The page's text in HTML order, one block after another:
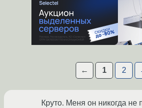
← 1 2
Круто. Меня он никогда